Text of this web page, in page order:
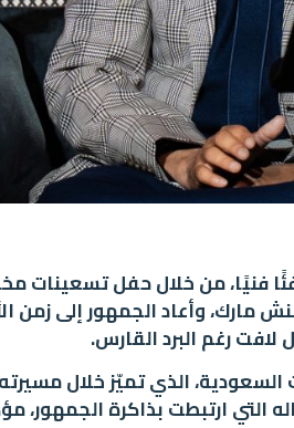
فنيًا، من خلال حفل تسعينات
وأعاد الجمهور إلى زمن
رغم البرد القارس.
الذي تميّز خلال
ارتبطت بذاكرة الجمهور،